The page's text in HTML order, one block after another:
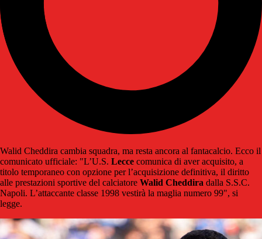
Walid Cheddira cambia squadra, ma resta ancora al fantacalcio. Ecco il
comunicato ufficiale: "L’U.S. Lecce comunica di aver acquisito, a
titolo temporaneo con opzione per l’acquisizione definitiva, il diritto
alle prestazioni sportive del calciatore Walid Cheddira dalla S.S.C.
Napoli. L’attaccante classe 1998 vestirà la maglia numero 99", si
legge.